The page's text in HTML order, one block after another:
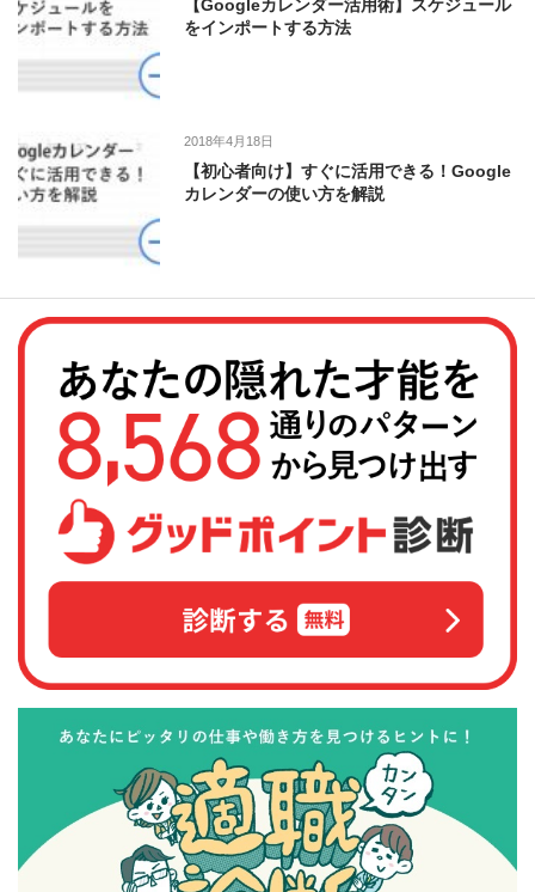
【Googleカレンダー活用術】スケジュール
をインポートする方法
2018年4月18日
【初心者向け】すぐに活用できる！Google
カレンダーの使い方を解説